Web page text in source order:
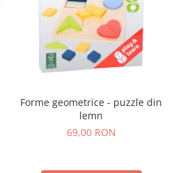
Forme geometrice - puzzle din
lemn
69,00 RON